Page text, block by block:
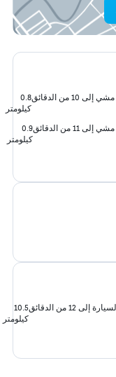
10 من الدقائق
0.8
كيلومتر
11 من الدقائق
0.9
كيلومتر
إلى 12 من الدقائق
10.5
كيلومتر